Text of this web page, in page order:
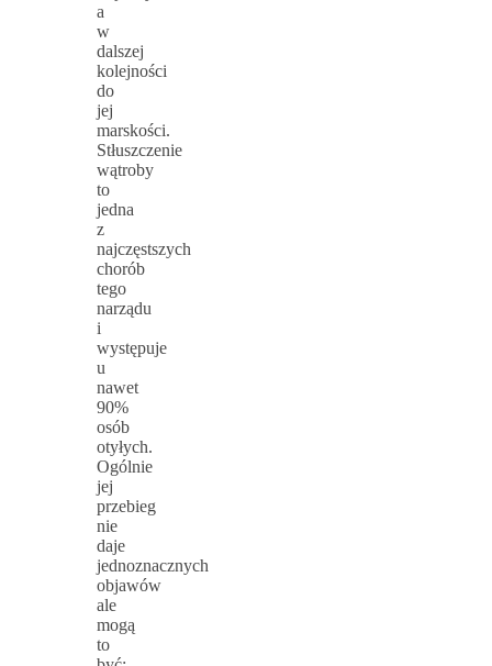
a
w
dalszej
kolejności
do
jej
marskości.
Stłuszczenie
wątroby
to
jedna
z
najczęstszych
chorób
tego
narządu
i
występuje
u
nawet
90%
osób
otyłych.
Ogólnie
jej
przebieg
nie
daje
jednoznacznych
objawów
ale
mogą
to